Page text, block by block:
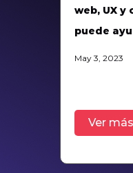
web, UX y
puede
May 3, 2023
Ver más